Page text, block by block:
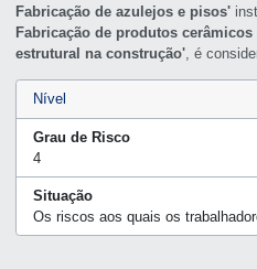
Fabricação de azulejos e pisos'
Fabricação de produtos
estrutural na construção' , é
Nível
Grau de Risco
4
Situação
Os riscos aos quais os